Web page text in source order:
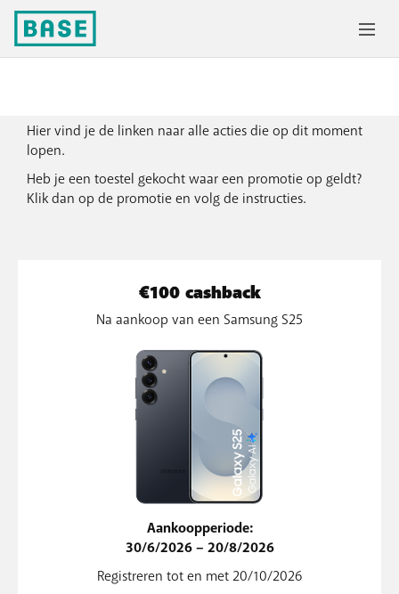
Hier vind je de linken naar alle acties die op dit moment
lopen.
Heb je een toestel gekocht waar een promotie op geldt?
Klik dan op de promotie en volg de instructies.
€100 cashback
Na aankoop van een Samsung S25
Aankoopperiode:
30/6/2026 – 20/8/2026
Registreren tot en met 20/10/2026